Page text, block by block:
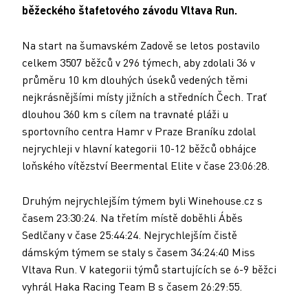
běžeckého štafetového závodu Vltava Run.
Na start na šumavském Zadově se letos postavilo
celkem 3507 běžců v 296 týmech, aby zdolali 36 v
průměru 10 km dlouhých úseků vedených těmi
nejkrásnějšími místy jižních a středních Čech. Trať
dlouhou 360 km s cílem na travnaté pláži u
sportovního centra Hamr v Praze Braníku zdolal
nejrychleji v hlavní kategorii 10-12 běžců obhájce
loňského vítězství Beermental Elite v čase 23:06:28.
Druhým nejrychlejším týmem byli Winehouse.cz s
časem 23:30:24. Na třetím místě doběhli Áběs
Sedlčany v čase 25:44:24. Nejrychlejším čistě
dámským týmem se staly s časem 34:24:40 Miss
Vltava Run. V kategorii týmů startujících se 6-9 běžci
vyhrál Haka Racing Team B s časem 26:29:55.